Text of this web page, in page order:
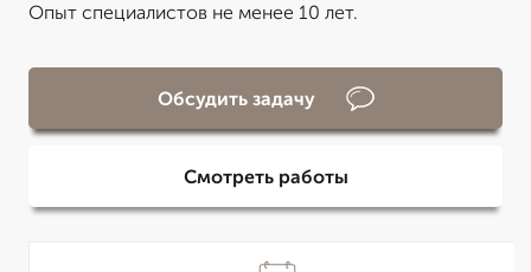
Опыт специалистов не менее 10 лет.
Обсудить задачу
Смотреть работы